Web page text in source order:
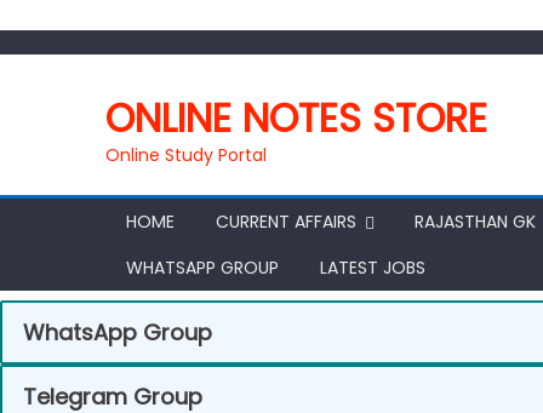
ONLINE NOTES STORE
Online Study Portal
HOME CURRENT AFFAIRS RAJASTHAN GK
WHATSAPP GROUP
LATEST JOBS
WhatsApp Group
Telegram Group